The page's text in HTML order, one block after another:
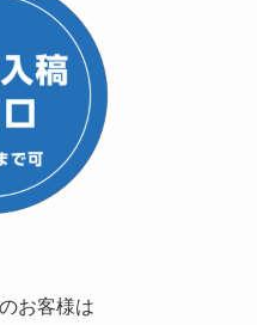
お客様は